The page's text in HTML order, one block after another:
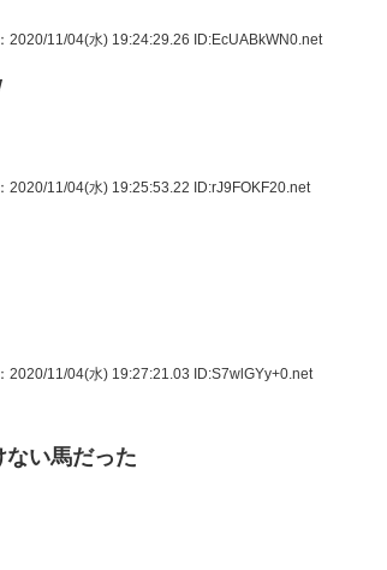
：2020/11/04(水) 19:24:29.26 ID:EcUABkWN0.net
：2020/11/04(水) 19:25:53.22 ID:rJ9FOKF20.net
：2020/11/04(水) 19:27:21.03 ID:S7wlGYy+0.net
い馬だった